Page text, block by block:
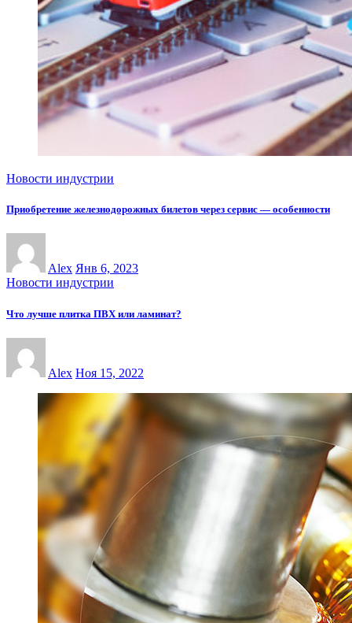
Новости индустрии
Приобретение железнодорожных билетов через сервис — особенности
Alex Янв 6, 2023
Новости индустрии
Что лучше плитка ПВХ или ламинат?
Alex Ноя 15, 2022